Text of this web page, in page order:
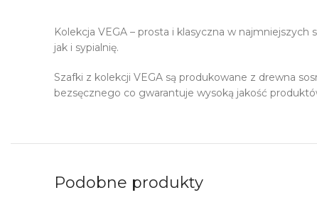
Kolekcja VEGA – prosta i klasyczna w najmniejszych
jak i sypialnię.
Szafki z kolekcji VEGA są produkowane z drewna
bezsęcznego co gwarantuje wysoką jakość
Podobne produkty